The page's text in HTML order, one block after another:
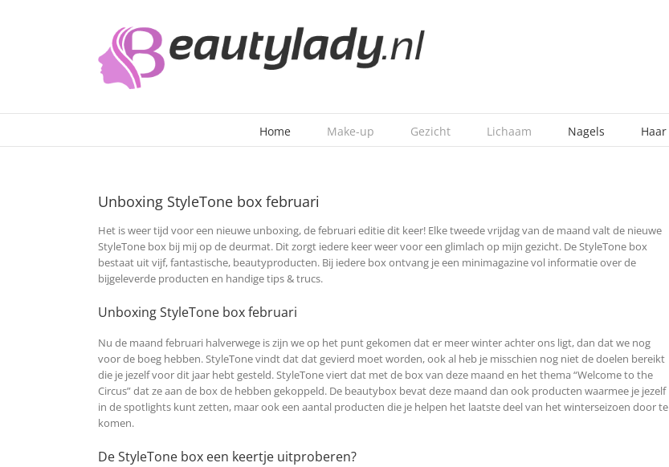
Home Make-up Gezicht Lichaam Nagels Haar
Unboxing StyleTone box februari
Het is weer tijd voor een nieuwe unboxing, de februari editie dit keer! Elke tweede vrijdag van de maand valt de nieuwe
StyleTone box bij mij op de deurmat. Dit zorgt iedere keer weer voor een glimlach op mijn gezicht. De StyleTone box
bestaat uit vijf, fantastische, beautyproducten. Bij iedere box ontvang je een minimagazine vol informatie over de
bijgeleverde producten en handige tips & trucs.
Unboxing StyleTone box februari
Nu de maand februari halverwege is zijn we op het punt gekomen dat er meer winter achter ons ligt, dan dat we nog
voor de boeg hebben. StyleTone vindt dat dat gevierd moet worden, ook al heb je misschien nog niet de doelen bereikt
die je jezelf voor dit jaar hebt gesteld. StyleTone viert dat met de box van deze maand en het thema “Welcome to the
Circus” dat ze aan de box de hebben gekoppeld. De beautybox bevat deze maand dan ook producten waarmee je jezelf
in de spotlights kunt zetten, maar ook een aantal producten die je helpen het laatste deel van het winterseizoen door te
komen.
De StyleTone box een keertje uitproberen?